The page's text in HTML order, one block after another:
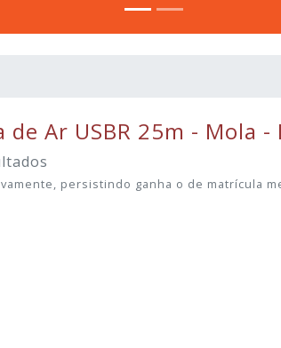
Ar USBR 25m - Mola -
persistindo ganha o de matrícula